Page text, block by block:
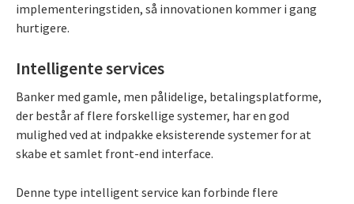
implementeringstiden, så innovationen kommer i gang
hurtigere.
Intelligente services
Banker med gamle, men pålidelige, betalingsplatforme,
der består af flere forskellige systemer, har en god
mulighed ved at indpakke eksisterende systemer for at
skabe et samlet front-end interface.
Denne type intelligent service kan forbinde flere